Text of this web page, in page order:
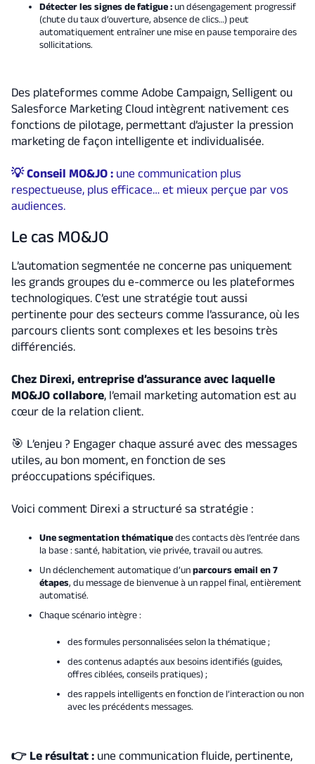
Détecter les signes de fatigue :un désengagement progressif
(chute du taux d’ouverture, absence de clics…) peut
automatiquement entraîner une mise en pause temporaire des
sollicitations.
Des plateformes comme Adobe Campaign, Selligent ou
Salesforce Marketing Cloud intègrent nativement ces
fonctions de pilotage, permettant d’ajuster la pression
marketing de façon intelligente et individualisée.
💡 Conseil MO&JO :une communication plus
respectueuse, plus efficace… et mieux perçue par vos
audiences.
Le cas MO&JO
L’automation segmentée ne concerne pas uniquement
les grands groupes du e-commerce ou les plateformes
technologiques. C’est une stratégie tout aussi
pertinente pour des secteurs comme l’assurance, où les
parcours clients sont complexes et les besoins très
différenciés.
Chez Direxi, entreprise d’assurance avec laquelle
MO&JO collabore, l’email marketing automation est au
cœur de la relation client.
🎯 L’enjeu ? Engager chaque assuré avec des messages
utiles, au bon moment, en fonction de ses
préoccupations spécifiques.
Voici comment Direxi a structuré sa stratégie :
Une segmentation thématiquedes contacts dès l’entrée dans
la base : santé, habitation, vie privée, travail ou autres.
Un déclenchement automatique d’unparcours email en 7
étapes, du message de bienvenue à un rappel final, entièrement
automatisé.
Chaque scénario intègre :
des formules personnalisées selon la thématique ;
des contenus adaptés aux besoins identifiés (guides,
offres ciblées, conseils pratiques) ;
des rappels intelligents en fonction de l’interaction ou non
avec les précédents messages.
👉 Le résultat :une communication fluide, pertinente,